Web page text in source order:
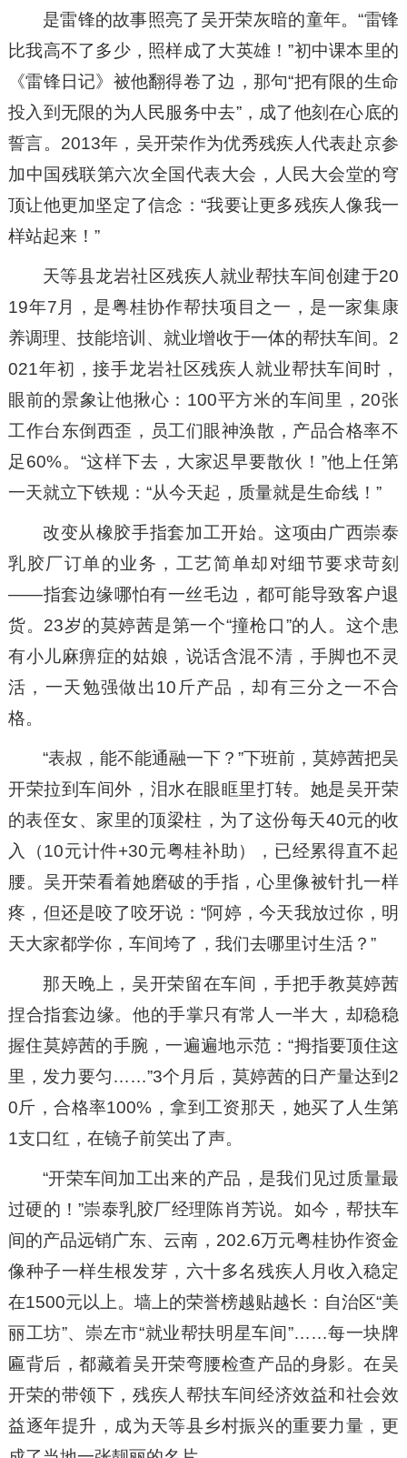
是雷锋的故事照亮了吴开荣灰暗的童年。“雷锋
比我高不了多少，照样成了大英雄！”初中课本里的
《雷锋日记》被他翻得卷了边，那句“把有限的生命
投入到无限的为人民服务中去”，成了他刻在心底的
誓言。2013年，吴开荣作为优秀残疾人代表赴京参
加中国残联第六次全国代表大会，人民大会堂的穹
顶让他更加坚定了信念：“我要让更多残疾人像我一
样站起来！”
天等县龙岩社区残疾人就业帮扶车间创建于20
19年7月，是粤桂协作帮扶项目之一，是一家集康
养调理、技能培训、就业增收于一体的帮扶车间。2
021年初，接手龙岩社区残疾人就业帮扶车间时，
眼前的景象让他揪心：100平方米的车间里，20张
工作台东倒西歪，员工们眼神涣散，产品合格率不
足60%。“这样下去，大家迟早要散伙！”他上任第
一天就立下铁规：“从今天起，质量就是生命线！”
改变从橡胶手指套加工开始。这项由广西崇泰
乳胶厂订单的业务，工艺简单却对细节要求苛刻
——指套边缘哪怕有一丝毛边，都可能导致客户退
货。23岁的莫婷茜是第一个“撞枪口”的人。这个患
有小儿麻痹症的姑娘，说话含混不清，手脚也不灵
活，一天勉强做出10斤产品，却有三分之一不合
格。
“表叔，能不能通融一下？”下班前，莫婷茜把吴
开荣拉到车间外，泪水在眼眶里打转。她是吴开荣
的表侄女、家里的顶梁柱，为了这份每天40元的收
入（10元计件+30元粤桂补助），已经累得直不起
腰。吴开荣看着她磨破的手指，心里像被针扎一样
疼，但还是咬了咬牙说：“阿婷，今天我放过你，明
天大家都学你，车间垮了，我们去哪里讨生活？”
那天晚上，吴开荣留在车间，手把手教莫婷茜
捏合指套边缘。他的手掌只有常人一半大，却稳稳
握住莫婷茜的手腕，一遍遍地示范：“拇指要顶住这
里，发力要匀……”3个月后，莫婷茜的日产量达到2
0斤，合格率100%，拿到工资那天，她买了人生第
1支口红，在镜子前笑出了声。
“开荣车间加工出来的产品，是我们见过质量最
过硬的！”崇泰乳胶厂经理陈肖芳说。如今，帮扶车
间的产品远销广东、云南，202.6万元粤桂协作资金
像种子一样生根发芽，六十多名残疾人月收入稳定
在1500元以上。墙上的荣誉榜越贴越长：自治区“美
丽工坊”、崇左市“就业帮扶明星车间”……每一块牌
匾背后，都藏着吴开荣弯腰检查产品的身影。在吴
开荣的带领下，残疾人帮扶车间经济效益和社会效
益逐年提升，成为天等县乡村振兴的重要力量，更